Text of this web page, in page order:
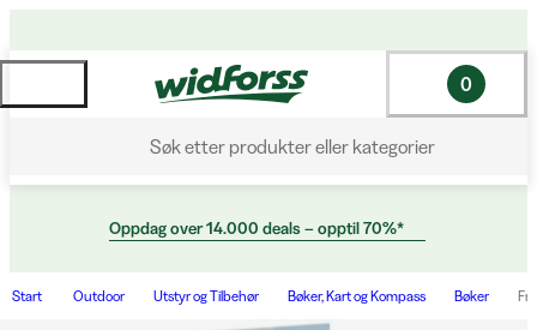
Søk etter produkter eller kategorier
0
Oppdag over 14.000 deals – opptil 70%*
Start Outdoor Utstyr og Tilbehør Bøker, Kart og Kompass Bøker